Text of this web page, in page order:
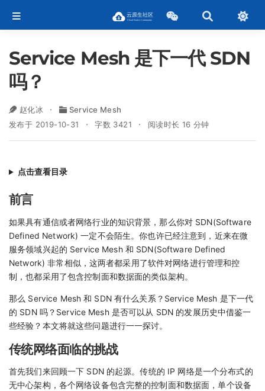
Service Mesh 是下一代 SDN
吗？
赵化冰
Service Mesh
发布于 2019-10-31
字数 3421 阅读时长 16 分钟
点击查看目录
前言
如果具有通信或者网络行业的知识背景，那么你对 SDN(Software
Defined Network) 一定不会陌生。你也许已经注意到，近来在微
服务领域兴起的 Service Mesh 和 SDN(Software Defined
Network) 非常相似，这两者都采用了软件对网络进行管理和控
制，也都采用了包含控制面和数据面的类似架构。
那么 Service Mesh 和 SDN 有什么关系？Service Mesh 是下一代
的 SDN 吗？Service Mesh 是否可以从 SDN 的发展历史中借鉴一
些经验？本文将就这些问题进行一一探讨。
传统网络面临的挑战
首先我们来回顾一下 SDN 的起源。传统的 IP 网络是一个分布式的
无中心架构，各个网络设备包含完整的控制面和数据面，单个设备